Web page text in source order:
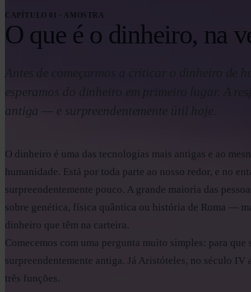
CAPÍTULO 01 · AMOSTRA
O que é o dinheiro, na
esperamos do dinheiro em primeiro lugar. A
antiga — e surpreendentemente útil hoje.
O dinheiro é uma das tecnologias mais antigas e ao
humanidade. Está por toda parte ao nosso redor, e no
surpreendentemente pouco. A grande maioria das
sobre genética, física quântica ou história de Roma —
dinheiro que têm na carteira.
Comecemos com uma pergunta muito simples: para que
surpreendentemente antiga. Já Aristóteles, no século IV
três funções.